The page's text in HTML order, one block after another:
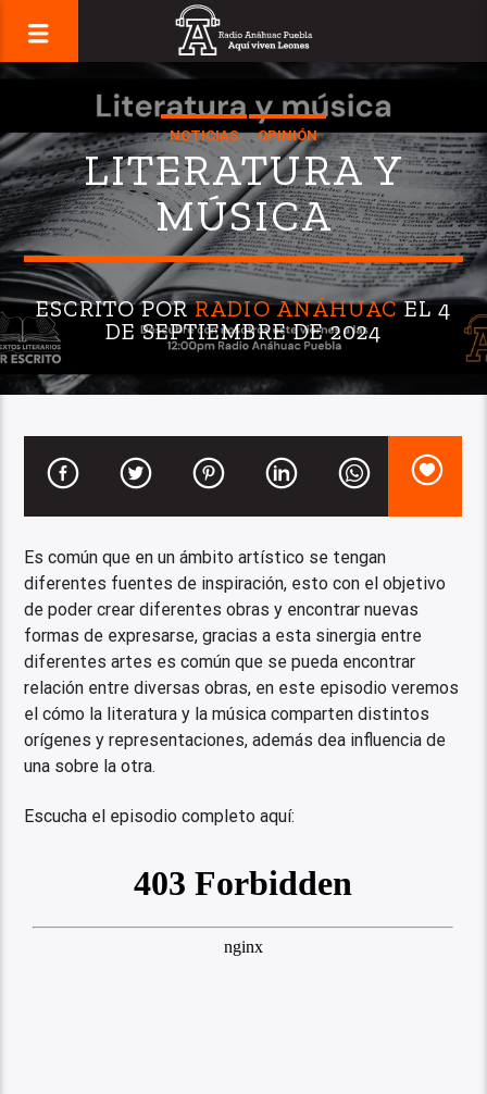
NOTICIAS OPINIÓN
LITERATURA Y
MÚSICA
ESCRITO PORRADIO ANÁHUACEL 4
DE SEPTIEMBRE DE 2024
Es común que en un ámbito artístico se tengan
diferentes fuentes de inspiración, esto con el objetivo
de poder crear diferentes obras y encontrar nuevas
formas de expresarse, gracias a esta sinergia entre
diferentes artes es común que se pueda encontrar
relación entre diversas obras, en este episodio veremos
el cómo la literatura y la música comparten distintos
orígenes y representaciones, además dea influencia de
una sobre la otra.
Escucha el episodio completo aquí: